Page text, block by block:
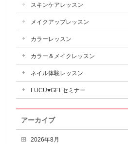
スキンケアレッスン
メイクアップレッスン
カラーレッスン
カラー＆メイクレッスン
ネイル体験レッスン
LUCU♥GELセミナー
アーカイブ
2026年8月